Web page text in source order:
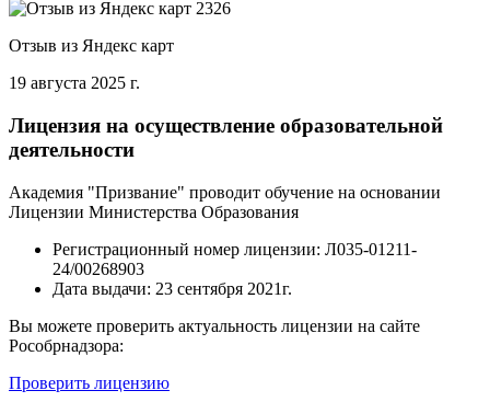
Отзыв из Яндекс карт
19 августа 2025 г.
Лицензия на осуществление образовательной
деятельности
Академия "Призвание" проводит обучение на основании
Лицензии Министерства Образования
Регистрационный номер лицензии: Л035-01211-
24/00268903
Дата выдачи: 23 сентября 2021г.
Вы можете проверить актуальность лицензии на сайте
Рособрнадзора:
Проверить лицензию